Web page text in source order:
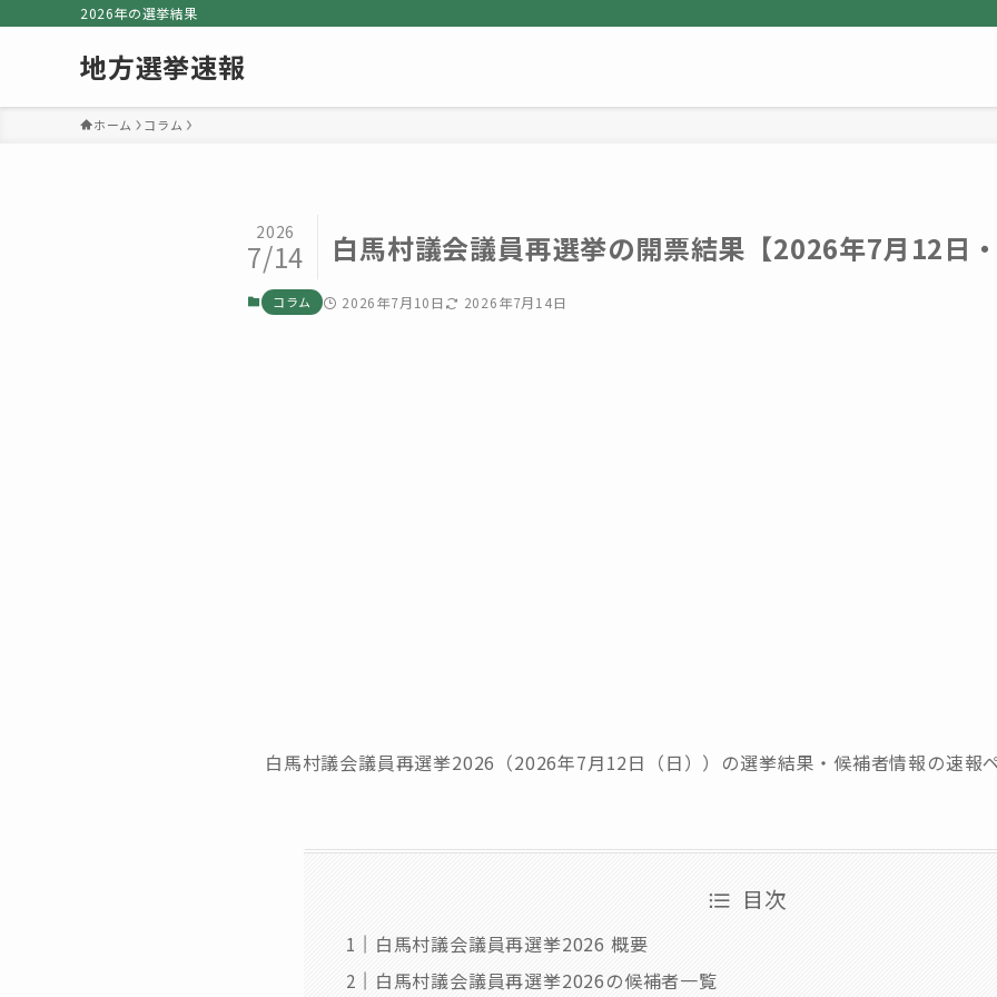
2026年の選挙結果
地方選挙速報
ホーム コラム
白馬村議会議員再選挙の開票結果【2026年7月12日・
2026
7/14
コラム 2026年7月10日 2026年7月14日
白馬村議会議員再選挙2026（2026年7月12日（日））の選挙結果・候補者情報の速報ペ
目次
白馬村議会議員再選挙2026 概要
白馬村議会議員再選挙2026の候補者一覧